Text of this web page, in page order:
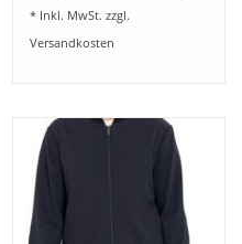
Hose Uni Demin
* Inkl. MwSt. zzgl.
Versandkosten